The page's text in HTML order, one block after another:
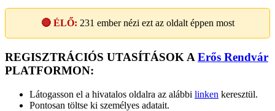
🔴 ÉLŐ: 231 ember nézi ezt az oldalt éppen most
REGISZTRÁCIÓS UTASÍTÁSOK A Erős Rendvár
PLATFORMON:
Látogasson el a hivatalos oldalra az alábbi linken keresztül.
Pontosan töltse ki személyes adatait.